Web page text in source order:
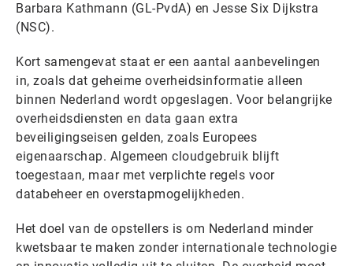
Barbara Kathmann (GL-PvdA) en Jesse Six Dijkstra
(NSC).
Kort samengevat staat er een aantal aanbevelingen
in, zoals dat geheime overheidsinformatie alleen
binnen Nederland wordt opgeslagen. Voor belangrijke
overheidsdiensten en data gaan extra
beveiligingseisen gelden, zoals Europees
eigenaarschap. Algemeen cloudgebruik blijft
toegestaan, maar met verplichte regels voor
databeheer en overstapmogelijkheden.
Het doel van de opstellers is om Nederland minder
kwetsbaar te maken zonder internationale technologie